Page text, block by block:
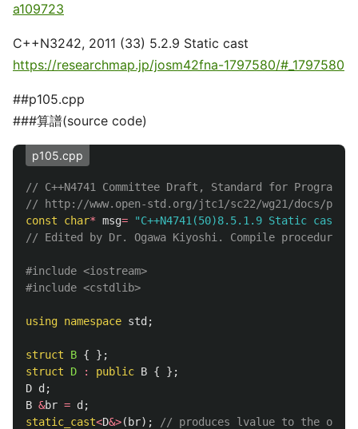
a109723
C++N3242, 2011 (33) 5.2.9 Static cast
https://researchmap.jp/josm42fna-1797580/#_1797580
##p105.cpp
###算譜(source code)
p105.cpp
// C++N4741 Committee Draft, Standard for
// http://www.open-std.org/jtc1/sc22/wg21/docs/
const
char* msg=
"C++N4741(50)8.5.1.9 Static cast
// Edited by Dr. Ogawa Kiyoshi. Compile procedure
#include <iostream>
#include <cstdlib>
using namespace std ;
struct B {
};
struct
D : public B {
};
D d ;
B &br = d ;
static_cast<D&>( br); // produces lvalue to the